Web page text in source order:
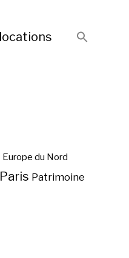
Europe du Nord
Paris Patrimoine